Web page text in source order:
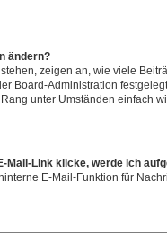
ändern?
zeigen an, wie viele
Board-Administration
unter Umständen einfach
Mail-Link klicke, werde ich
E-Mail-Funktion für